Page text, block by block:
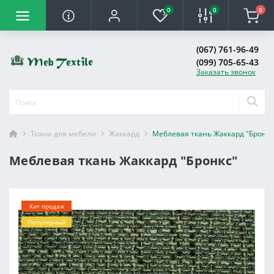
0 0 0
(067) 761-96-49
(099) 705-65-43
Заказать звонок
Ткани для мебели Жаккард Меблевая ткань Жаккард
Меблевая ткань Жаккард "Бронкс"
Хит продаж
Популярный